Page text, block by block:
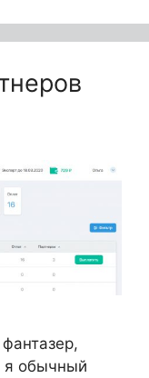
я обычный